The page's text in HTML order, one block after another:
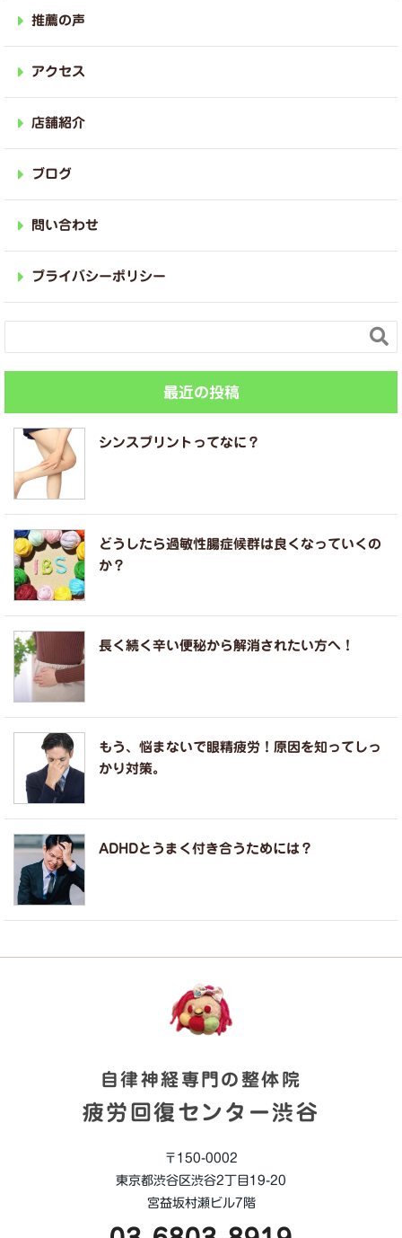
推薦の声
アクセス
店舗紹介
ブログ
問い合わせ
プライバシーポリシー

最近の投稿
シンスプリントってなに？
どうしたら過敏性腸症候群は良くなっていくの
か？
長く続く辛い便秘から解消されたい方へ！
もう、悩まないで眼精疲労！原因を知ってしっ
かり対策。
ADHDとうまく付き合うためには？
自律神経専門の整体院
疲労回復センター渋谷
〒150-0002
東京都渋谷区渋谷2丁目19-20
宮益坂村瀬ビル7階